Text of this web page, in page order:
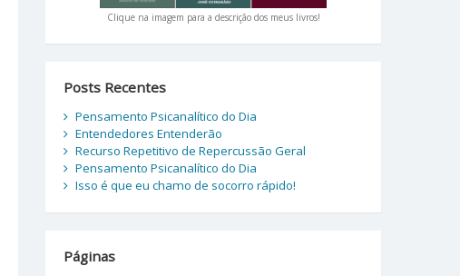
Clique na imagem para a descrição dos meus livros!
Posts Recentes
Pensamento Psicanalítico do Dia
Entendedores Entenderão
Recurso Repetitivo de Repercussão Geral
Pensamento Psicanalítico do Dia
Isso é que eu chamo de socorro rápido!
Páginas